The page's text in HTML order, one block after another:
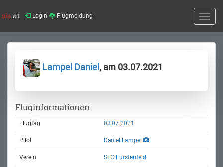
Login Flugmeldung
Toggle
Lampel Daniel , am 03.07.2021
Fluginformationen
Flugtag 03.07.2021
Pilot Daniel Lampel
Verein SFC Fürstenfeld